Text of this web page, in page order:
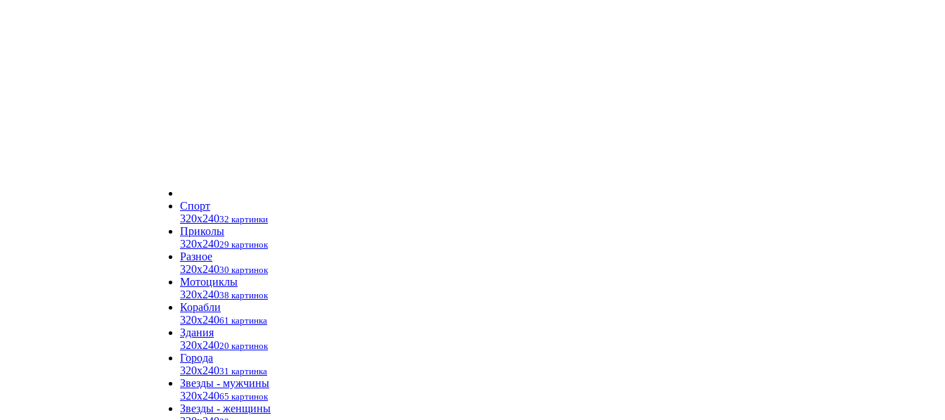
Спорт
320x24032 картинки
Приколы
320x24029 картинок
Разное
320x24030 картинок
Мотоциклы
320x24038 картинок
Корабли
320x24061 картинка
Здания
320x24020 картинок
Города
320x24031 картинка
Звезды - мужчины
320x24065 картинок
Звезды - женщины